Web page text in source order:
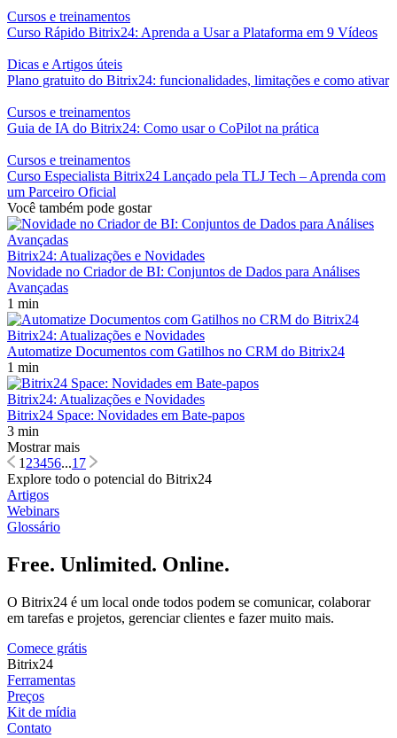
Cursos e treinamentos
Curso Rápido Bitrix24: Aprenda a Usar a Plataforma em 9 Vídeos
Dicas e Artigos úteis
Plano gratuito do Bitrix24: funcionalidades, limitações e como ativar
Cursos e treinamentos
Guia de IA do Bitrix24: Como usar o CoPilot na prática
Cursos e treinamentos
Curso Especialista Bitrix24 Lançado pela TLJ Tech – Aprenda com
um Parceiro Oficial
Você também pode gostar
Bitrix24: Atualizações e Novidades
Novidade no Criador de BI: Conjuntos de Dados para Análises
Avançadas
1 min
Bitrix24: Atualizações e Novidades
Automatize Documentos com Gatilhos no CRM do Bitrix24
1 min
Bitrix24: Atualizações e Novidades
Bitrix24 Space: Novidades em Bate-papos
3 min
Mostrar mais
123456...17
Explore todo o potencial do Bitrix24
Artigos
Webinars
Glossário
Free. Unlimited. Online.
O Bitrix24 é um local onde todos podem se comunicar, colaborar
em tarefas e projetos, gerenciar clientes e fazer muito mais.
Comece grátis
Bitrix24
Ferramentas
Preços
Kit de mídia
Contato